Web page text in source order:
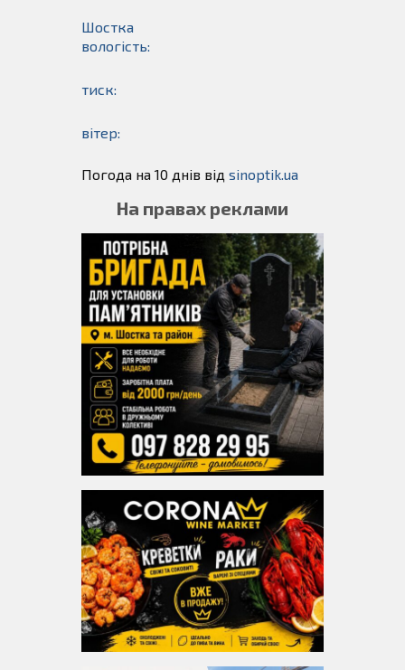
Шостка
вологість:
тиск:
вітер:
Погода на 10 днів від sinoptik.ua
На правах реклами